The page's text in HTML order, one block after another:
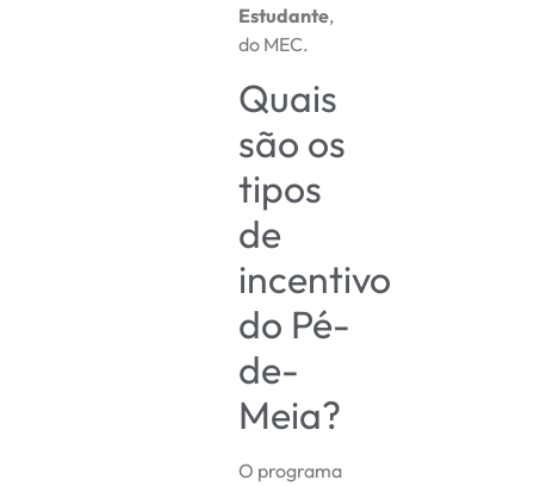
Estudante,
do MEC.
Quais
são os
tipos
de
incentivo
do Pé-
de-
Meia?
O programa